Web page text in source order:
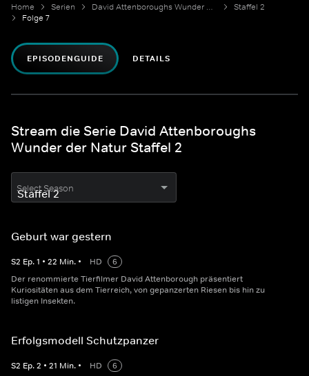
Home Serien David Attenboroughs Wunder der Natur
Staffel 2
Folge 7
EPISODENGUIDE DETAILS
Stream die Serie David Attenboroughs
Wunder der Natur Staffel 2
Select Season
Geburt war gestern
S2 Ep.1 • 22 Min. • HD
6
Der renommierte Tierfilmer David Attenborough präsentiert
Kuriositäten aus dem Tierreich, von gepanzerten Riesen bis hin zu
listigen Insekten.
Erfolgsmodell Schutzpanzer
S2 Ep.2 • 21 Min. • HD
6